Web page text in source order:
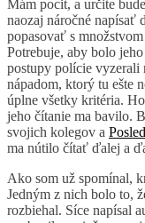
Mám pocit, a určite
naozaj náročné napísať
popasovať s
Potrebuje, aby bolo
postupy polície vyzerali
nápadom, ktorý tu ešte
úplne všetky kritéria.
jeho čítanie ma bavilo.
svojich kolegov a
ma nútilo čítať ďalej a
Ako som už spomínal,
Jedným z nich bolo to,
rozbiehal. Síce napísal